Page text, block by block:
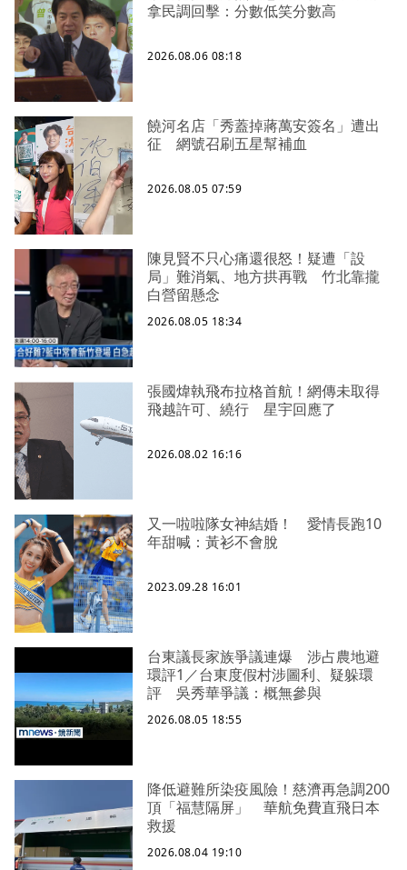
拿民調回擊：分數低笑分數高
2026.08.06 08:18
饒河名店「秀蓋掉蔣萬安簽名」遭出
征 網號召刷五星幫補血
2026.08.05 07:59
陳見賢不只心痛還很怒！疑遭「設
局」難消氣、地方拱再戰 竹北靠攏
白營留懸念
2026.08.05 18:34
張國煒執飛布拉格首航！網傳未取得
飛越許可、繞行 星宇回應了
2026.08.02 16:16
又一啦啦隊女神結婚！ 愛情長跑10
年甜喊：黃衫不會脫
2023.09.28 16:01
台東議長家族爭議連爆 涉占農地避
環評1／台東度假村涉圖利、疑躲環
評 吳秀華爭議：概無參與
2026.08.05 18:55
降低避難所染疫風險！慈濟再急調200
頂「福慧隔屏」 華航免費直飛日本
救援
2026.08.04 19:10